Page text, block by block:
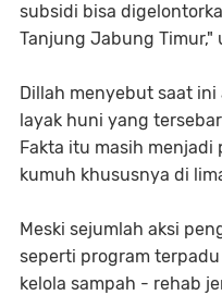
subsidi bisa
Tanjung Jabung Timur,"
​Dillah menyebut saat ini
layak huni yang
Fakta itu masih
kumuh khususnya di
Meski sejumlah aksi
seperti program
kelola sampah - rehab